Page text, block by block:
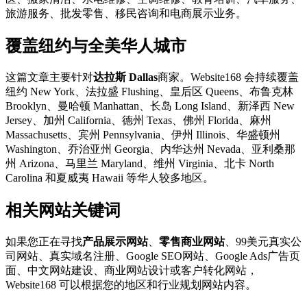
旅游服务、批发零售、移民咨询和电商展示业务。
覆盖纽约与全美华人城市
这篇文章主要针对达拉斯 Dallas商家。Website168 会持续覆盖
纽约 New York、法拉盛 Flushing、皇后区 Queens、布鲁克林
Brooklyn、曼哈顿 Manhattan、长岛 Long Island、新泽西 New
Jersey、加州 California、德州 Texas、佛州 Florida、麻州
Massachusetts、宾州 Pennsylvania、伊州 Illinois、华盛顿州
Washington、乔治亚州 Georgia、内华达州 Nevada、亚利桑那
州 Arizona、马里兰 Maryland、维州 Virginia、北卡 North
Carolina 和夏威夷 Hawaii 等华人较多地区。
相关网站关键词
如果您正在寻找产品展示网站、 零售商业网站、99美元真实公
司网站、真实域名注册、Google SEO网站、Google Ads广告页
面、中文网站建设、商业网站设计或客户转化网站，
Website168 可以根据您的地区和行业规划网站内容。